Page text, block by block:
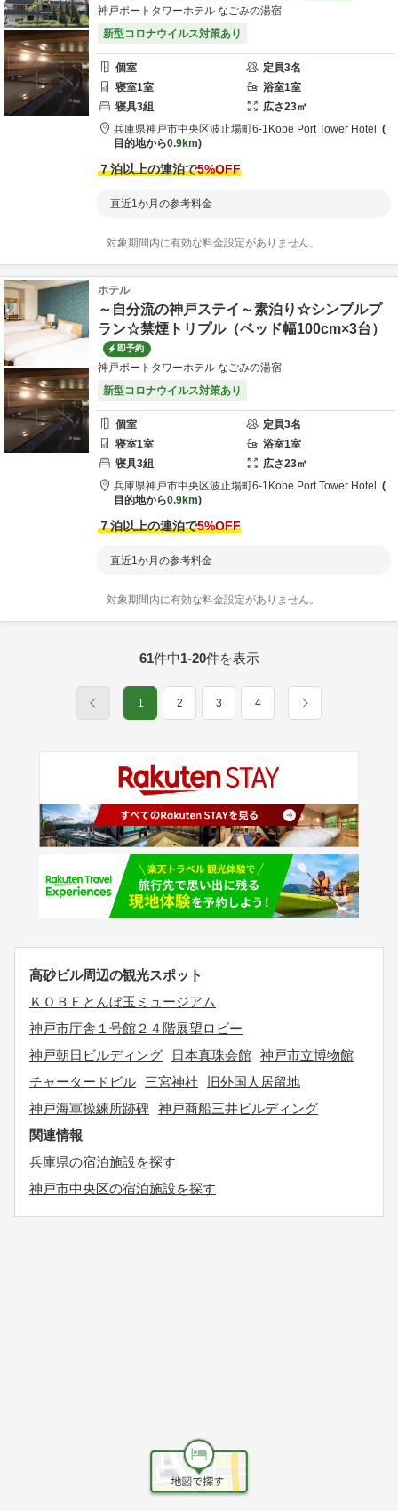
神戸ポートタワーホテル なごみの湯宿
新型コロナウイルス対策あり
個室 定員3名
寝室1室 浴室1室
寝具3組 広さ23㎡
兵庫県神戸市中央区波止場町6-1 Kobe Port Tower Hotel
目的地から0.9km
７泊以上の連泊で5%OFF
直近1か月の参考料金
対象期間内に有効な料金設定がありません。
ホテル
～自分流の神戸ステイ～素泊り☆シンプルプ
ラン☆禁煙トリプル（ベッド幅100cm×3台）
即予約
神戸ポートタワーホテル なごみの湯宿
新型コロナウイルス対策あり
個室 定員3名
寝室1室 浴室1室
寝具3組 広さ23㎡
兵庫県神戸市中央区波止場町6-1 Kobe Port Tower Hotel
目的地から0.9km
７泊以上の連泊で5%OFF
直近1か月の参考料金
対象期間内に有効な料金設定がありません。
61件中1-20件を表示
1 2 3 4
高砂ビル周辺の観光スポット
ＫＯＢＥとんぼ玉ミュージアム
神戸市庁舎１号館２４階展望ロビー
神戸朝日ビルディング
日本真珠会館 神戸市立博物館
チャータードビル
三宮神社
旧外国人居留地
神戸海軍操練所跡碑 神戸商船三井ビルディング
関連情報
兵庫県の宿泊施設を探す
神戸市中央区の宿泊施設を探す